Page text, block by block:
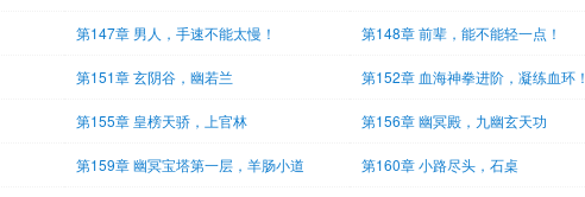
第147章 男人，手速不能太慢！ 第148章 前辈，能不能轻一点！
第151章 玄阴谷，幽若兰 第152章 血海神拳进阶，凝练血环！
第155章 皇榜天骄，上官林 第156章 幽冥殿，九幽玄天功
第159章 幽冥宝塔第一层，羊肠小道 第160章 小路尽头，石桌